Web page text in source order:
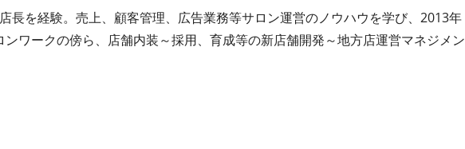
長を経験。売上、顧客管理、広告業務等サロン運営のノウハウを学び、2013年
ワークの傍ら、店舗内装～採用、育成等の新店舗開発～地方店運営マネジメン